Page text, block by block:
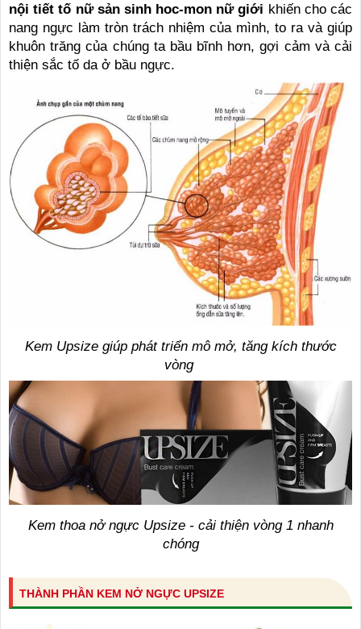
nội tiết tố nữ sản sinh hoc-mon nữ giới khiến cho các
nang ngực làm tròn trách nhiệm của mình, to ra và giúp
khuôn trăng của chúng ta bầu bĩnh hơn, gợi cảm và cải
thiện sắc tố da ở bầu ngực.
Kem Upsize giúp phát triển mô mở, tăng kích thước
vòng
Kem thoa nở ngực Upsize - cải thiện vòng 1 nhanh
chóng
THÀNH PHẦN KEM NỞ NGỰC UPSIZE